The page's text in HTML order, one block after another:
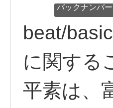
バックナンバー
beat/
に関する
平素は、